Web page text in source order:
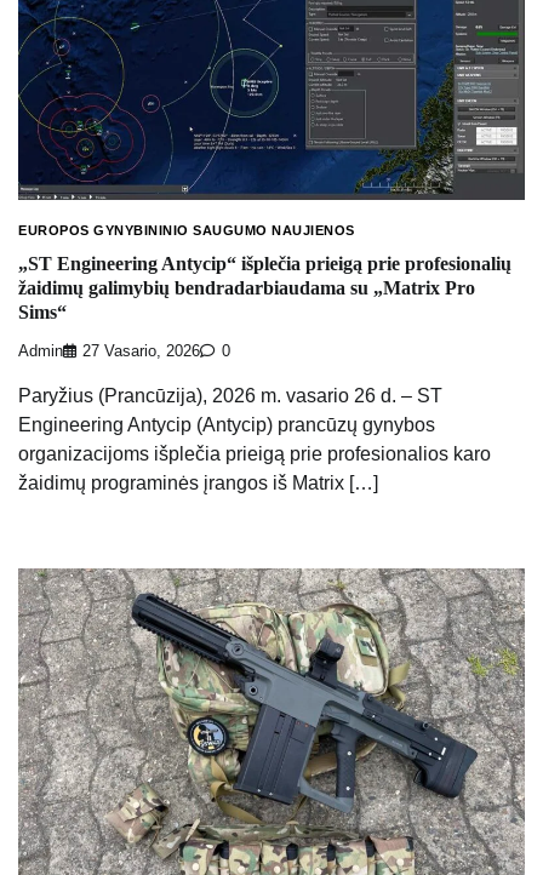
EUROPOS GYNYBININIO SAUGUMO NAUJIENOS
„ST Engineering Antycip“ išplečia prieigą prie profesionalių
žaidimų galimybių bendradarbiaudama su „Matrix Pro
Sims“
Admin 27 Vasario, 2026 0
Paryžius (Prancūzija), 2026 m. vasario 26 d. – ST
Engineering Antycip (Antycip) prancūzų gynybos
organizacijoms išplečia prieigą prie profesionalios karo
žaidimų programinės įrangos iš Matrix […]